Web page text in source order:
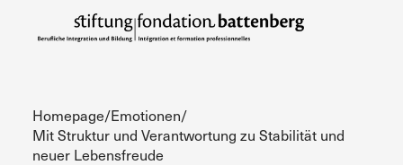
Homepage/Emotionen/
Mit Struktur und Verantwortung zu Stabilität und
neuer Lebensfreude